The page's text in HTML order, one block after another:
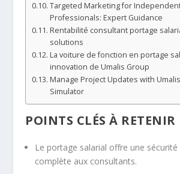
Targeted Marketing for
Professionals: Expert Guidance
Rentabilité consultant portage
solutions
La voiture de fonction en portage
innovation de Umalis Group
Manage Project Updates with
Simulator
POINTS CLÉS À RETENIR
Le portage salarial offre une sécurité
complète aux consultants.